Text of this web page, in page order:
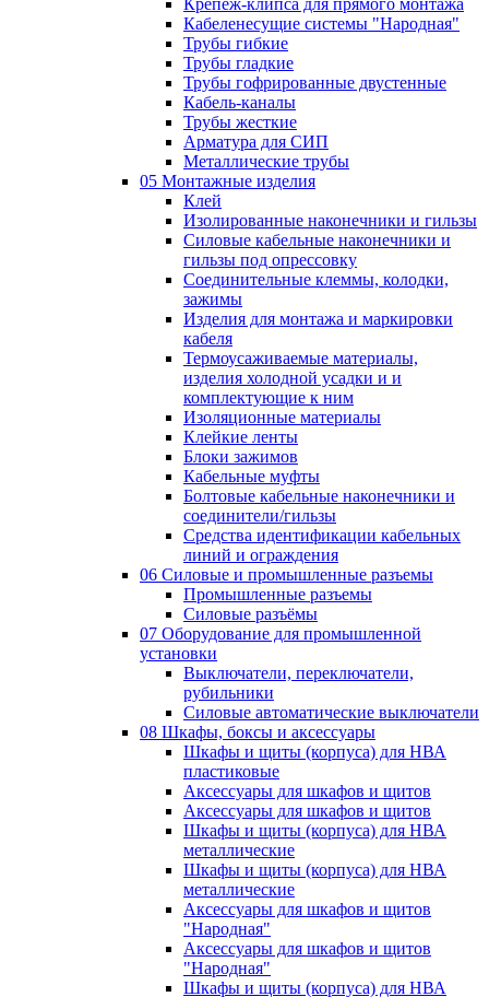
Кабеленесущие системы "Народная"
Трубы гибкие
Трубы гладкие
Трубы гофрированные двустенные
Кабель-каналы
Трубы жесткие
Арматура для СИП
Металлические трубы
05 Монтажные изделия
Клей
Изолированные наконечники и гильзы
Силовые кабельные наконечники и
гильзы под опрессовку
Соединительные клеммы, колодки,
зажимы
Изделия для монтажа и маркировки
кабеля
Термоусаживаемые материалы,
изделия холодной усадки и и
комплектующие к ним
Изоляционные материалы
Клейкие ленты
Блоки зажимов
Кабельные муфты
Болтовые кабельные наконечники и
соединители/гильзы
Средства идентификации кабельных
линий и ограждения
06 Силовые и промышленные разъемы
Промышленные разъемы
Силовые разъёмы
07 Оборудование для промышленной
установки
Выключатели, переключатели,
рубильники
Силовые автоматические выключатели
08 Шкафы, боксы и аксессуары
Шкафы и щиты (корпуса) для НВА
пластиковые
Аксессуары для шкафов и щитов
Аксессуары для шкафов и щитов
Шкафы и щиты (корпуса) для НВА
металлические
Шкафы и щиты (корпуса) для НВА
металлические
Аксессуары для шкафов и щитов
"Народная"
Аксессуары для шкафов и щитов
"Народная"
Шкафы и щиты (корпуса) для НВА